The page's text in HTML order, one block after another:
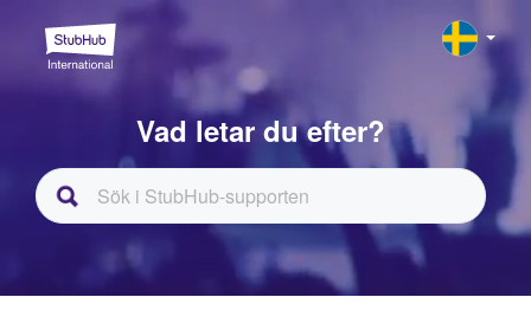
Vad letar du efter?